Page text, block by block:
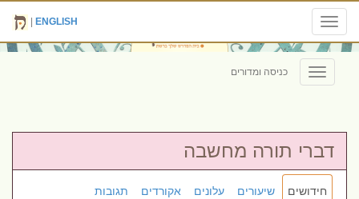
Toggle
navigation
ENGLISH
Toggle
navigation
כניסה ומדורים
דברי תורה מחשבה
חידושים שיעורים עלונים אקורדים תגובות